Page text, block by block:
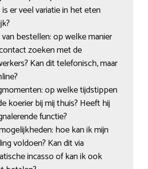
is er veel variatie in het eten
van bestellen: op welke manier
zoeken met de
Kan dit telefonisch, maar
op welke tijdstippen
koerier bij mij thuis? Heeft hij
functie?
hoe kan ik mijn
voldoen? Kan dit via
incasso of kan ik ook